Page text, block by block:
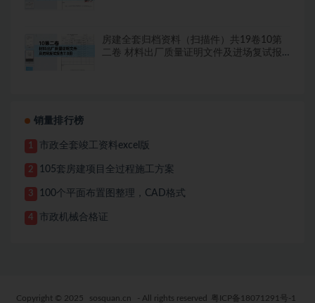
房建全套归档资料（扫描件）共19卷10第
二卷 材料出厂质量证明文件及进场复试报
销量排行榜
1 市政全套竣工资料excel版
2 105套房建项目全过程施工方案
3 100个平面布置图整理，CAD格式
4 市政机械合格证
Copyright © 2025 sosquan.cn - All rights reserved 粤ICP备18071291号-1